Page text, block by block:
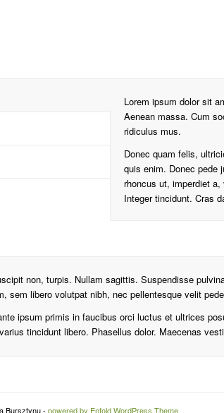
Lorem ipsum dolor sit
Aenean massa. Cum
ridiculus mus.
Donec quam felis,
quis enim. Donec pede
rhoncus ut, imperdiet
Integer tincidunt. Cras
non, turpis. Nullam sagittis. Suspendisse
sem libero volutpat nibh, nec pellentesque velit
ipsum primis in faucibus orci luctus et ultrices
tincidunt libero. Phasellus dolor. Maecenas
Bursztynu - powered by Enfold WordPress Theme